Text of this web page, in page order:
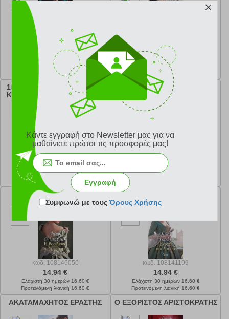
κωδ. 108163295
14.94 €
Ελάχιστη 30 ημερών 16.60 €
Προτεινόμενη λιανική 16.60 €
108156092
14.94 €
Ελάχιστη 30 ημερών 16.60 €
Προτεινόμενη λιανική 16.60 €
10 ΕΞΥΠΝΟΙ ΤΡΟΠΟΙ ΓΙΑ ΝΑ
ΚΑΤΑΚΤΗΣΕΙΣ ΕΝΑΝ ΛΟΡΔΟ
κωδ.108152061
14.94 €
Ελάχιστη 30 ημερών 16.60 €
Προτεινόμενη λιανική 16.60 €
9 ΑΠΑΡΑΒΑΤΟΙ ΚΑΝΟΝΕΣ ΓΙΑ
ΝΑ ΦΛΕΡΤΑΡΕΙΣ ΕΝΑ
ΚΑΘΑΡΜΑ
κωδ.108148183
14.94 €
Ελάχιστη 30 ημερών 16.60 €
Η ΒΑΣΙΛΙΣΣΑ ΤΟΥ
ΥΠΟΚΟΣΜΟΥ
κωδ. 108146050
14.94 €
Ελάχιστη 30 ημερών 16.60 €
Προτεινόμενη λιανική 16.60 €
κωδ. 108141199
14.94 €
Ελάχιστη 30 ημερών 16.60 €
Προτεινόμενη λιανική 16.60 €
ΑΚΑΤΑΜΑΧΗΤΟΣ ΕΡΑΣΤΗΣ Ο ΕΞΟΡΙΣΤΟΣ ΑΡΙΣΤΟΚΡΑΤΗΣ
Κάντε εγγραφή στο Newsletter μας για να
μαθαίνετε πρώτοι τις προσφορές μας!
Εγγραφή
Συμφωνώ με τουςΌρους Χρήσης